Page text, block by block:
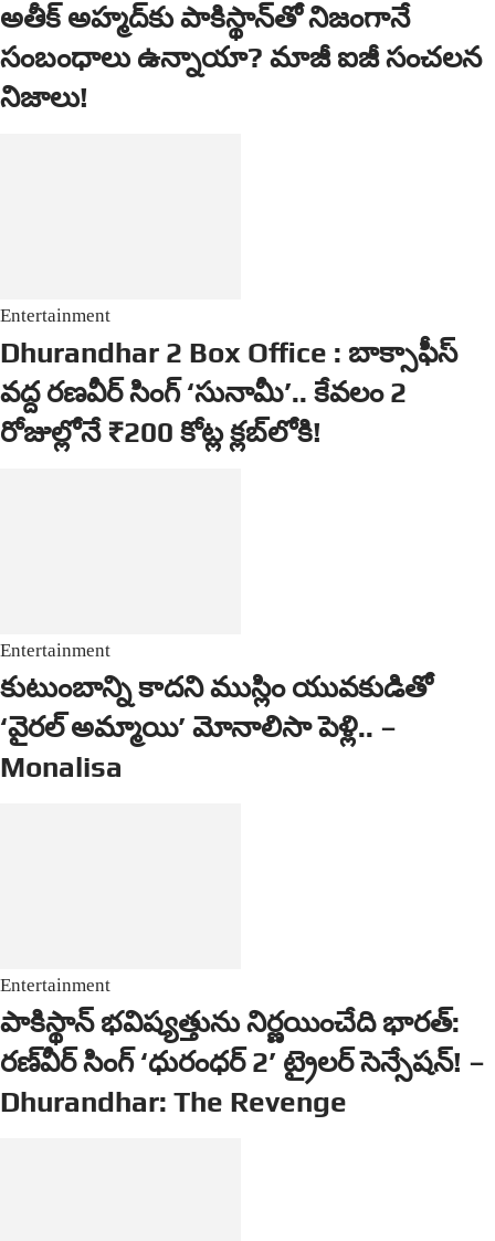
అతీక్ అహ్మద్‌కు పాకిస్థాన్‌తో నిజంగానే
సంబంధాలు ఉన్నాయా? మాజీ ఐజీ సంచలన
నిజాలు!
Entertainment
Dhurandhar 2 Box Office : బాక్సాఫీస్
వద్ద రణవీర్ సింగ్ ‘సునామీ’.. కేవలం 2
రోజుల్లోనే ₹200 కోట్ల క్లబ్‌లోకి!
Entertainment
కుటుంబాన్ని కాదని ముస్లిం యువకుడితో
‘వైరల్ అమ్మాయి’ మోనాలిసా పెళ్లి.. –
Monalisa
Entertainment
పాకిస్థాన్ భవిష్యత్తును నిర్ణయించేది భారత్:
రణ్‌వీర్ సింగ్ ‘ధురంధర్ 2’ ట్రైలర్ సెన్సేషన్! –
Dhurandhar: The Revenge